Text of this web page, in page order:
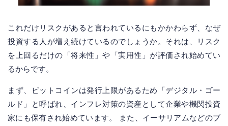
これだけリスクがあると言われているにもかかわらず、なぜ
投資する人が増え続けているのでしょうか。それは、リスク
を上回るだけの「将来性」や「実用性」が評価され始めてい
るからです。
まず、ビットコインは発行上限があるため「デジタル・ゴー
ルド」と呼ばれ、インフレ対策の資産として企業や機関投資
家にも保有され始めています。 また、イーサリアムなどのブ